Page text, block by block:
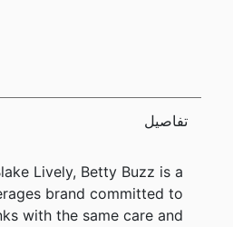
تفاصيل
Lively, Betty Buzz is a
brand committed to
with the same care and